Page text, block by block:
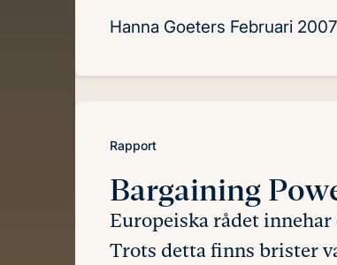
Hanna Goeters Februari 2007
Rapport
Bargaining
Europeiska rådet
Trots detta finns brister